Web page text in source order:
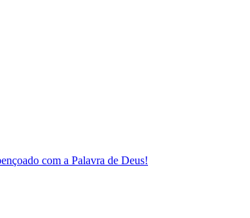
com a Palavra de Deus!